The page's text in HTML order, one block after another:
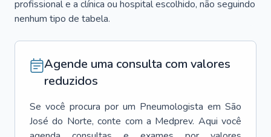
profissional e a clínica ou hospital escolhido, não seguindo
nenhum tipo de tabela.
Agende uma consulta com valores
reduzidos
Se você procura por um Pneumologista em São
José do Norte, conte com a Medprev. Aqui você